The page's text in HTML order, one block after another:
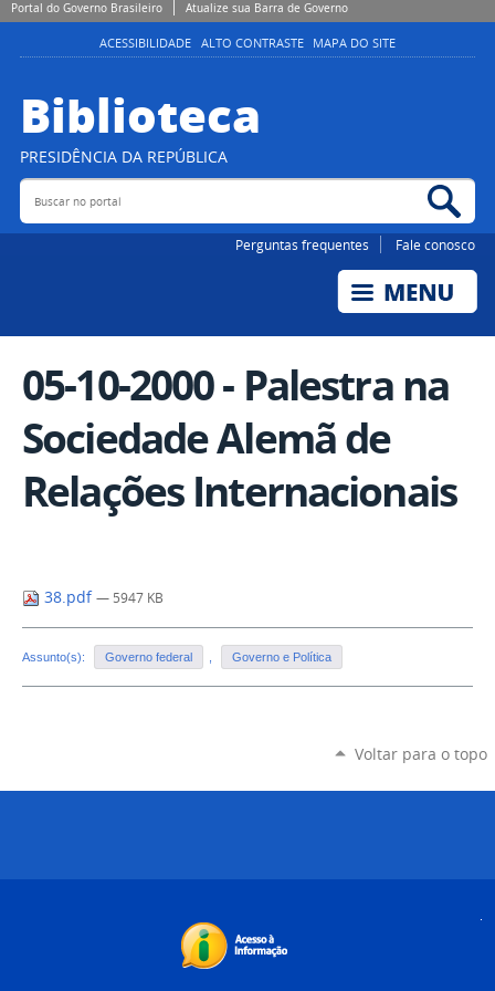
Portal do Governo Brasileiro Atualize sua Barra de Governo
ACESSIBILIDADE ALTO CONTRASTE MAPA DO SITE
Biblioteca
PRESIDÊNCIA DA REPÚBLICA
Buscar no portal
Perguntas frequentes Fale conosco
05-10-2000 - Palestra na
Sociedade Alemã de
Relações Internacionais
38.pdf — 5947 KB
Assunto(s): Governo federal Governo e Política
Voltar para o topo